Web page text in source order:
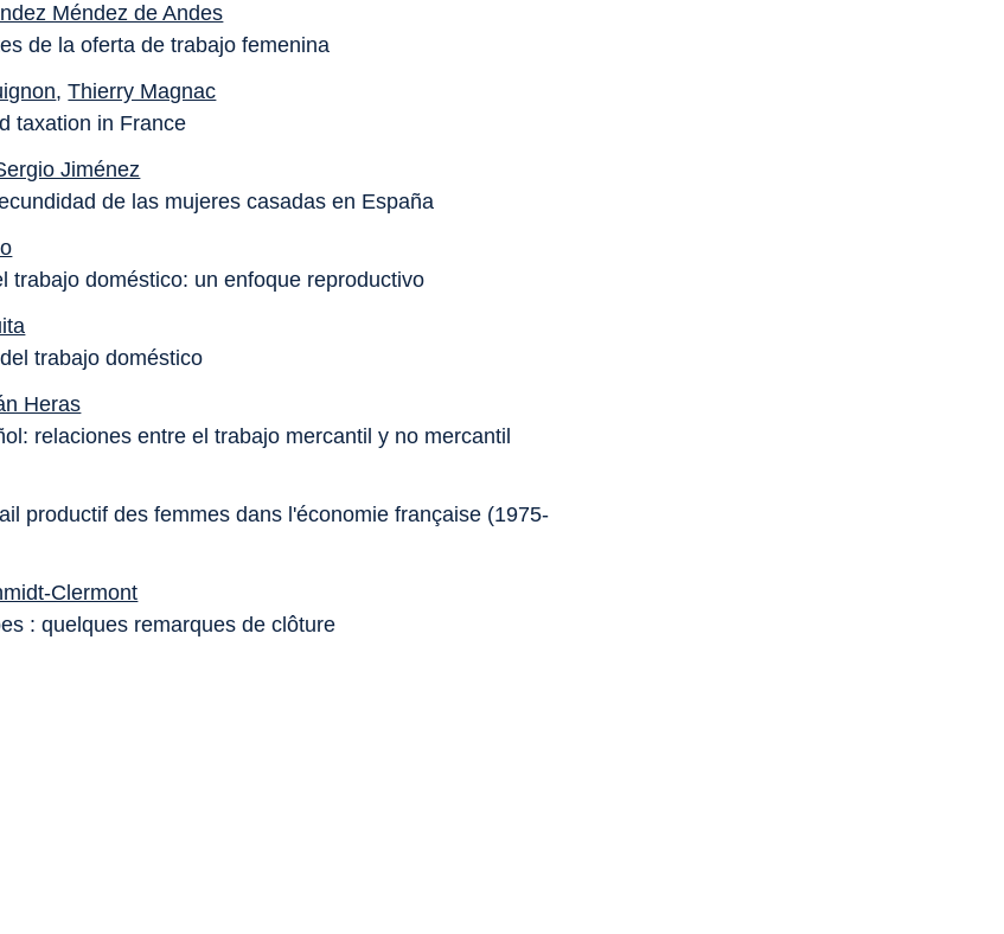
Méndez de Andes
de la oferta de trabajo femenina
,Thierry Magnac
taxation in France
Jiménez
de las mujeres casadas en España
trabajo doméstico: un enfoque reproductivo
trabajo doméstico
Heras
relaciones entre el trabajo mercantil y no mercantil
productif des femmes dans l'économie française (1975-
Clermont
: quelques remarques de clôture